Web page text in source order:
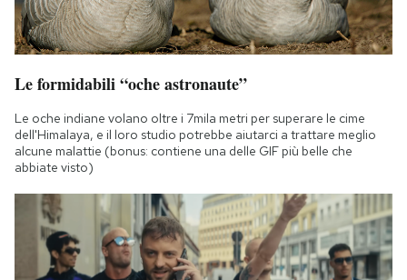
Le formidabili “oche astronaute”
Le oche indiane volano oltre i 7mila metri per superare le cime
dell'Himalaya, e il loro studio potrebbe aiutarci a trattare meglio
alcune malattie (bonus: contiene una delle GIF più belle che
abbiate visto)